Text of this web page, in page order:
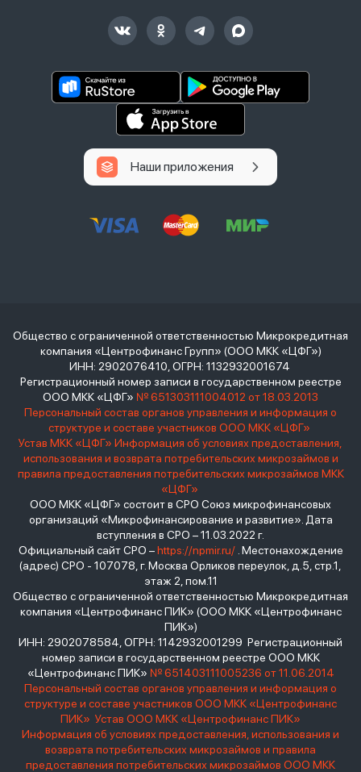
Наши приложения
Общество с ограниченной ответственностью Микрокредитная
компания «Центрофинанс Групп» (ООО МКК «ЦФГ»)
ИНН: 2902076410, ОГРН: 1132932001674
Регистрационный номер записи в государственном реестре
ООО МКК «ЦФГ» № 651303111004012 от 18.03.2013
Персональный состав органов управления и информация о
структуре и составе участников ООО МКК «ЦФГ»
Устав МКК «ЦФГ» Информация об условиях предоставления,
использования и возврата потребительских микрозаймов и
правила предоставления потребительских микрозаймов МКК
«ЦФГ»
ООО МКК «ЦФГ» состоит в СРО Союз микрофинансовых
организаций «Микрофинансирование и развитие». Дата
вступления в СРО – 11.03.2022 г.
Официальный сайт СРО –https://npmir.ru/. Местонахождение
(адрес) СРО - 107078, г. Москва Орликов переулок, д.5, стр.1,
этаж 2, пом.11
Общество с ограниченной ответственностью Микрокредитная
компания «Центрофинанс ПИК» (ООО МКК «Центрофинанс
ПИК»)
ИНН: 2902078584, ОГРН: 1142932001299 Регистрационный
номер записи в государственном реестре ООО МКК
«Центрофинанс ПИК» № 651403111005236 от 11.06.2014
Персональный состав органов управления и информация о
структуре и составе участников ООО МКК «Центрофинанс
ПИК» Устав ООО МКК «Центрофинанс ПИК»
Информация об условиях предоставления, использования и
возврата потребительских микрозаймов и правила
предоставления потребительских микрозаймов ООО МКК